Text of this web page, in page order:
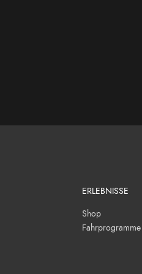
ERLEBNISSE
Shop
Fahrprogramme